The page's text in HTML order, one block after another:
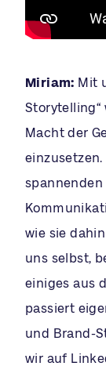
Miriam: Mit
Storytelling“
Macht der
wie sie
uns selbst,
einiges aus
passiert
und Brand-
wir auf